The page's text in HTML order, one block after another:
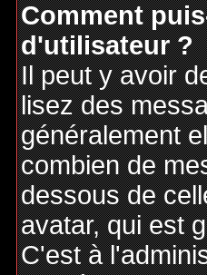
Comment
d'utilisateur ?
Il peut y avoir
lisez des
généralement
combien de
dessous de
avatar, qui est
C'est à